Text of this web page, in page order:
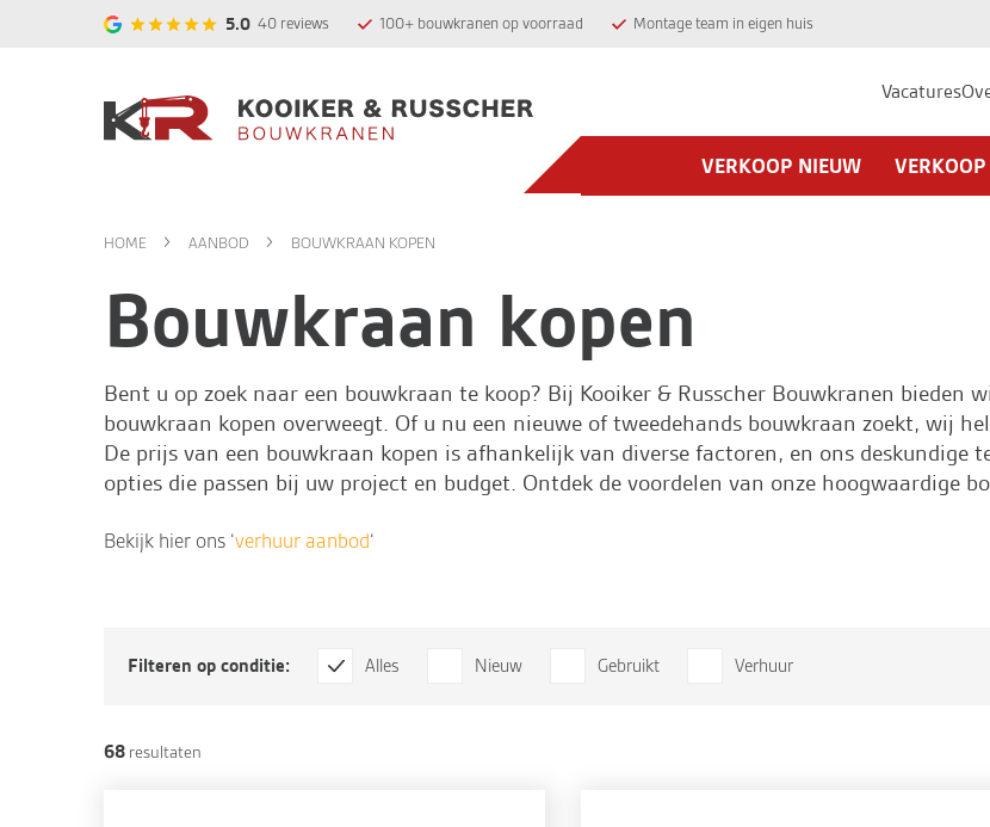
5.0 40 reviews 100+ bouwkranen op voorraad Montage team in eigen huis
Vacatures
VERKOOP NIEUW
HOME AANBOD BOUWKRAAN KOPEN
Bouwkraan kopen
Bent u op zoek naar een bouwkraan te koop? Bij Kooiker & Russcher Bouwkranen bieden
bouwkraan kopen overweegt. Of u nu een nieuwe of tweedehands bouwkraan zoekt, wij
De prijs van een bouwkraan kopen is afhankelijk van diverse factoren, en ons deskundige
opties die passen bij uw project en budget. Ontdek de voordelen van onze hoogwaardige
Bekijk hier ons ‘verhuur aanbod‘
Filteren op conditie: Alles Nieuw Gebruikt Verhuur
68 resultaten